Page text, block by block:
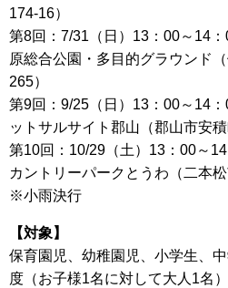
174-16）
第8回：7/31（日）13：00～14
原総合公園・多目的グラウンド
265）
第9回：9/25（日）13：00～14
ットサルサイト郡山（郡山市安
第10回：10/29（土）13：00～
カントリーパークとうわ（二本
※小雨決行
【対象】
保育園児、幼稚園児、小学生、
度（お子様1名に対して大人1名）